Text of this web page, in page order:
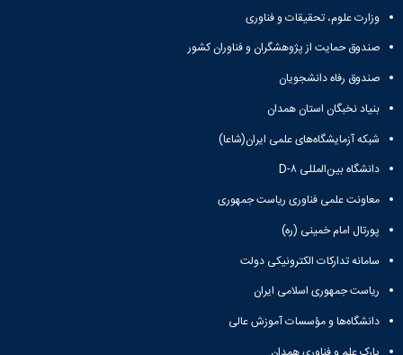
آموزشی
و
تکمیلی
معاونت
دانشجویی
معاونت
و
فناوری
فرهنگی
و
اجتماعی
نهاد
مقام
معظم
انسانی
هنر
و
معماری
دامپزشکی
علوم
علوم
اقتصادی
اجتماعی
های
اقماری
وزارت علوم، تحقیقات و فناوری
صندوق حمایت از پژوهشگران و فناوران کشور
صندوق رفاه دانشجویان
بنیاد نخبگان استان همدان
شبکه آزمایشگاه‌های علمی ایران(شاعا)
دانشگاه بین‌المللی D-۸
معاونت علمی فناوری ریاست جمهوری
پورتال امام خمینی (ره)
سامانه تدارکات الکترونیکی دولت
ریاست جمهوری اسلامی ایران
دانشگاه‌ها و مؤسسات آموزش عالی